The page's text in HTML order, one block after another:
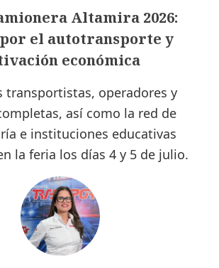
Altamira 2026:
el autotransporte y
económica
transportistas, operadores y
así como la red de
e instituciones educativas
la feria los días 4 y 5 de julio.